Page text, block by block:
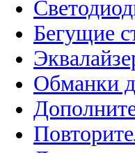
Бегущие
Обманки